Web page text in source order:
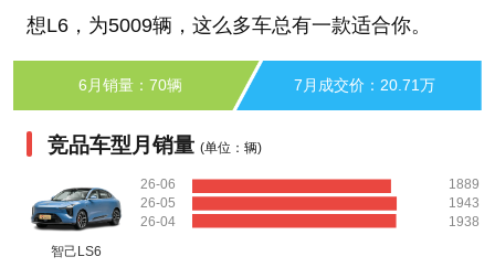
想L6，为5009辆，这么多车总有一款适合你。
6月销量：70辆 7月成交价：20.71万
竞品车型月销量 (单位：辆)
智己LS6
26-06
26-05
26-04
1889
1943
1938